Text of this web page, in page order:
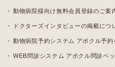
動物病院様向け無料会員登録のご案
ドクターズインタビューの掲載につ
動物病院予約システム アポクル予約
WEB問診システム アポクル問診ペッ